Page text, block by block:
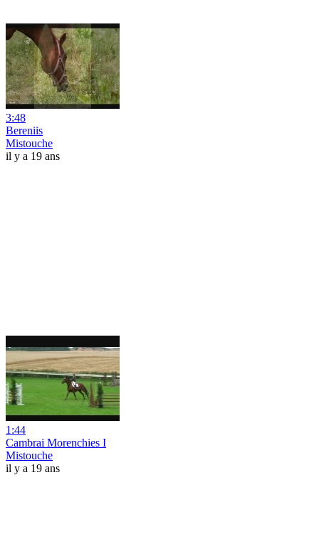
3:48
Bereniis
Mistouche
il y a 19 ans
1:44
Cambrai Morenchies I
Mistouche
il y a 19 ans